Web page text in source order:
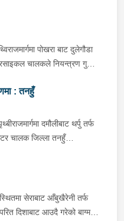
पोखरा बाट दुलेगौडा
चालकले नियन्त्रण गुमाइ
को मन बहादुर पुन घाइते भइ
प्राम्भिक उपचार
रिफर भएको ।
: तनहुँ
दमौलीबाट थर्पु तर्फ
चालक जिल्ला तनहुँ
सर्भिस लेनमा बसीरहेको
लागि चेकजाँच गर्ने
डिक्की भित्रबाट गरी
डाइजेपाम ११ एम्पुल, नुर्फिन ११
सेराबाट आँबुखैरेनी तर्फ
दिशाबाट आउदै गरेको बाग्मती